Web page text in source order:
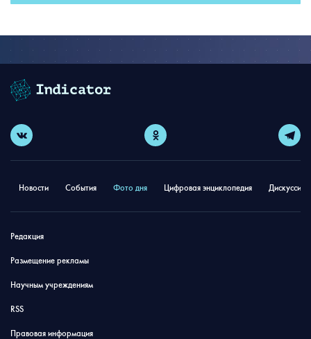
Новости События Фото дня Цифровая энциклопедия
Редакция
Размещение рекламы
Научным учреждениям
RSS
Правовая информация